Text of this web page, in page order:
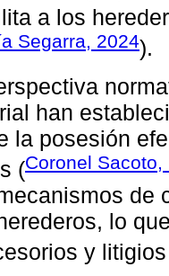
a los
Segarra, 2024).
han
la posesión
(Coronel Sacoto,
de
lo
y